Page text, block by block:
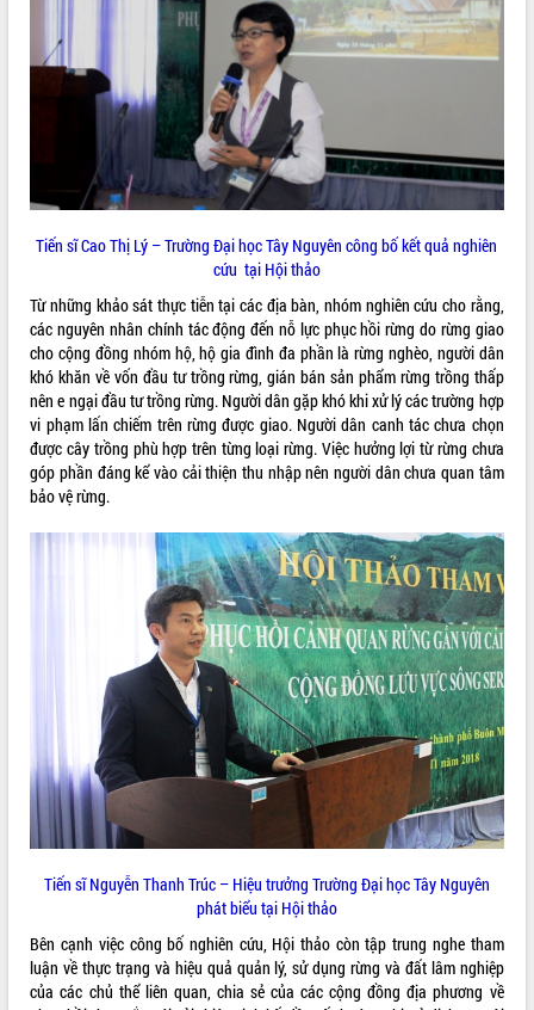
Rà soát, hoàn thiện hệ thống thiết chế
văn hóa, thể thao đáp ứng yêu cầu
phát triển mới
Thường trực HĐND tỉnh Đắk Lắk gặp
mặt Đoàn chuyên gia y tế TP. Hồ Chí
Lễ truy điệu và an táng hài cốt liệt sĩ
tại Nghĩa trang Liệt sĩ xã Sơn Hòa
xuất khẩu sầu riêng và triển khai quy
Thứ trưởng Bộ Nông nghiệp và Môi
trường Nguyễn Hoàng Hiệp khảo sát
vùng trồng và doanh nghiệp đóng gói
sầu riêng tại Đắk Lắk
Trình diễn nghệ thuật chế biến các
món ăn từ sầu riêng
Đắk Lắk công bố Quy hoạch và xúc
tiến đầu tư tỉnh
Ngành cá ngừ Đắk Lắk chủ động thích
ứng để giữ vững thị trường xuất khẩu
Diễn đàn Kinh tế tư nhân Việt Nam đột
phá cơ chế - Hợp tác công tư
Đề án 06 tạo bước ngoặt đột phá trong
cải cách hành chính tỉnh Đắk Lắk
Kết nối tour, đẩy mạnh chuyển đổi số
để phát triển du lịch Đắk Lắk
Khởi động Dự án Đầu tư xây dựng hạ
tầng kỹ thuật Cụm công nghiệp Tân
Tiến
Gặp mặt các cơ quan báo chí nhân Kỷ
niệm 101 năm Ngày Báo chí Cách
mạng Việt Nam
Đắk Lắk sơ kết 4 năm triển khai thực
Họp báo thông tin về Hội nghị Công bố
Quy hoạch và Xúc tiến đầu tư tỉnh Đắk
Lắk
LIÊN KẾT WEB
THỐNG KÊ TRUY CẬP
Hôm nay: 14912
Tiến sĩ Cao Thị Lý – Trường Đại học Tây Nguyên công bố kết quả nghiên
cứu tại Hội thảo
Từ những khảo sát thực tiễn tại các địa bàn, nhóm nghiên cứu cho rằng,
các nguyên nhân chính tác động đến nỗ lực phục hồi rừng do rừng giao
cho cộng đồng nhóm hộ, hộ gia đình đa phần là rừng nghèo, người dân
khó khăn về vốn đầu tư trồng rừng, gián bán sản phẩm rừng trồng thấp
nên e ngại đầu tư trồng rừng. Người dân gặp khó khi xử lý các trường hợp
vi phạm lấn chiếm trên rừng được giao. Người dân canh tác chưa chọn
được cây trồng phù hợp trên từng loại rừng. Việc hưởng lợi từ rừng chưa
góp phần đáng kể vào cải thiện thu nhập nên người dân chưa quan tâm
bảo vệ rừng.
Tiến sĩ Nguyễn Thanh Trúc – Hiệu trưởng Trường Đại học Tây Nguyên
phát biểu tại Hội thảo
Bên cạnh việc công bố nghiên cứu, Hội thảo còn tập trung nghe tham
luận về thực trạng và hiệu quả quản lý, sử dụng rừng và đất lâm nghiệp
của các chủ thể liên quan, chia sẻ của các cộng đồng địa phương về